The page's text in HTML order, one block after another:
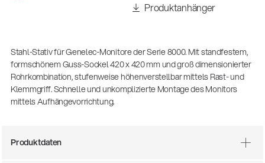
geschrieben wird: Mikrofonieren am
Spielfeldrand
Produktanhänger
Stahl-Stativ für Genelec-Monitore der Serie 8000. Mit standfestem,
formschönem Guss-Sockel 420 x 420 mm und groß dimensionierter
Rohrkombination, stufenweise höhenverstellbar mittels Rast- und
Klemmgriff. Schnelle und unkomplizierte Montage des Monitors
mittels Aufhängevorrichtung.
Produktdaten